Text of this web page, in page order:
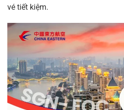
vé tiết kiệm.